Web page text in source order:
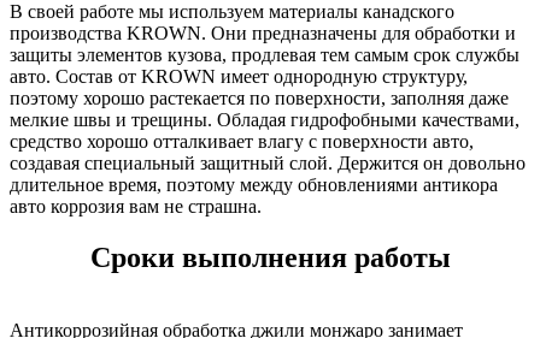
В своей работе мы используем материалы канадского
производства KROWN. Они предназначены для обработки и
защиты элементов кузова, продлевая тем самым срок службы
авто. Состав от KROWN имеет однородную структуру,
поэтому хорошо растекается по поверхности, заполняя даже
мелкие швы и трещины. Обладая гидрофобными качествами,
средство хорошо отталкивает влагу с поверхности авто,
создавая специальный защитный слой. Держится он довольно
длительное время, поэтому между обновлениями антикора
авто коррозия вам не страшна.
Сроки выполнения работы
Антикоррозийная обработка джили монжаро занимает